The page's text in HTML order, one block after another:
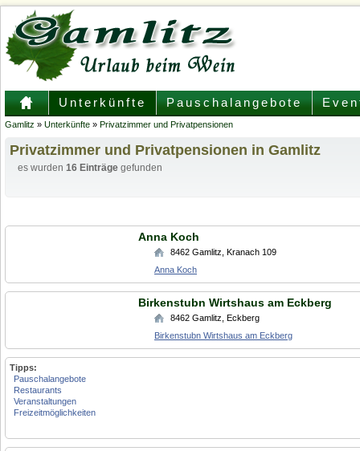
Unterkünfte Pauschalangebote
Gamlitz » Unterkünfte » Privatzimmer und Privatpensionen
Privatzimmer und Privatpensionen in Gamlitz
es wurden 16 Einträge gefunden
Anna Koch
8462 Gamlitz Kranach 109
Anna Koch
Birkenstubn Wirtshaus am Eckberg
8462 Gamlitz Eckberg
Birkenstubn Wirtshaus am Eckberg
Tipps:
Pauschalangebote
Restaurants
Veranstaltungen
Freizeitmöglichkeiten